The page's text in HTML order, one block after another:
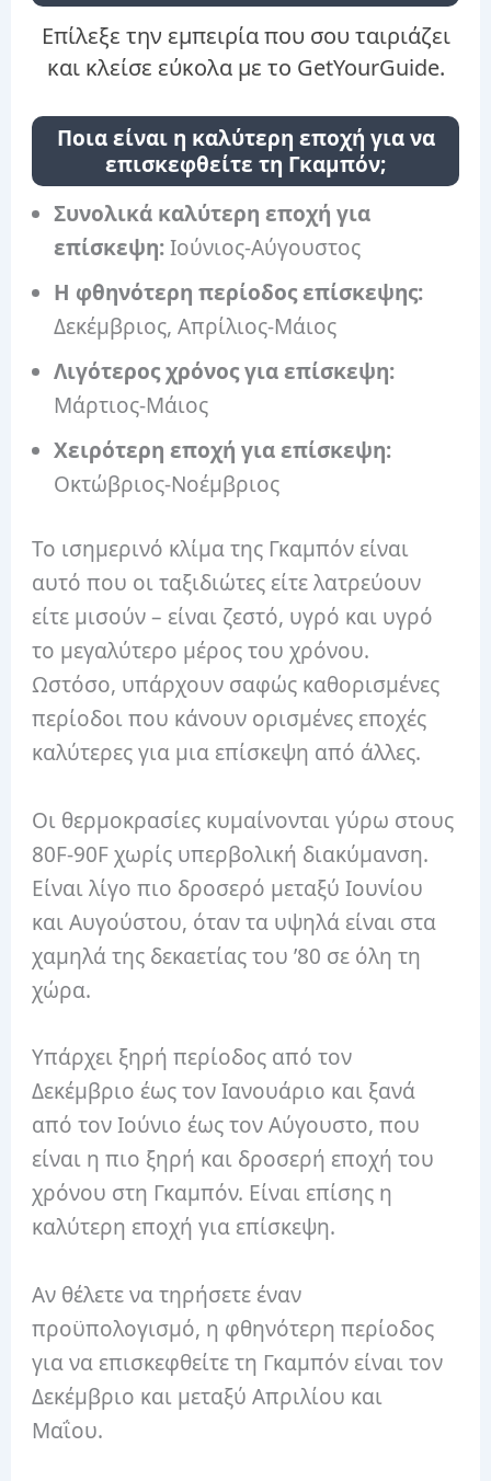
Επίλεξε την εμπειρία που σου ταιριάζει
και κλείσε εύκολα με το GetYourGuide.
Ποια είναι η καλύτερη εποχή για να
επισκεφθείτε τη Γκαμπόν;
Συνολικά καλύτερη εποχή για
επίσκεψη:Ιούνιος-Αύγουστος
Η φθηνότερη περίοδος επίσκεψης:
Δεκέμβριος, Απρίλιος-Μάιος
Λιγότερος χρόνος για επίσκεψη:
Μάρτιος-Μάιος
Χειρότερη εποχή για επίσκεψη:
Οκτώβριος-Νοέμβριος
Το ισημερινό κλίμα της Γκαμπόν είναι
αυτό που οι ταξιδιώτες είτε λατρεύουν
είτε μισούν – είναι ζεστό, υγρό και υγρό
το μεγαλύτερο μέρος του χρόνου.
Ωστόσο, υπάρχουν σαφώς καθορισμένες
περίοδοι που κάνουν ορισμένες εποχές
καλύτερες για μια επίσκεψη από άλλες.
Οι θερμοκρασίες κυμαίνονται γύρω στους
80F-90F χωρίς υπερβολική διακύμανση.
Είναι λίγο πιο δροσερό μεταξύ Ιουνίου
και Αυγούστου, όταν τα υψηλά είναι στα
χαμηλά της δεκαετίας του ’80 σε όλη τη
χώρα.
Υπάρχει ξηρή περίοδος από τον
Δεκέμβριο έως τον Ιανουάριο και ξανά
από τον Ιούνιο έως τον Αύγουστο, που
είναι η πιο ξηρή και δροσερή εποχή του
χρόνου στη Γκαμπόν. Είναι επίσης η
καλύτερη εποχή για επίσκεψη.
Αν θέλετε να τηρήσετε έναν
προϋπολογισμό, η φθηνότερη περίοδος
για να επισκεφθείτε τη Γκαμπόν είναι τον
Δεκέμβριο και μεταξύ Απριλίου και
Μαΐου.